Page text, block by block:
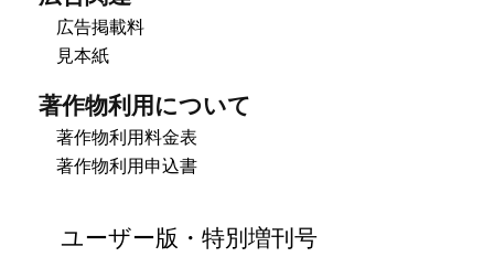
広告掲載料
見本紙
著作物利用について
著作物利用料金表
著作物利用申込書
ユーザー版・特別増刊号